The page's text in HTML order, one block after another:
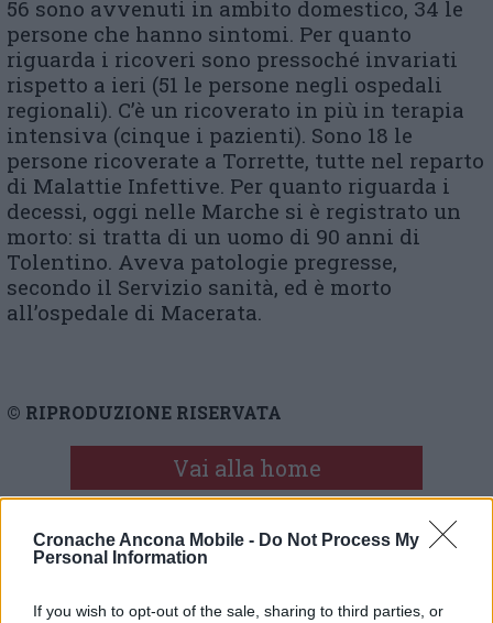
Cronache Ancona Mobile - Do Not Process My
Personal Information
If you wish to opt-out of the sale, sharing to third parties, or
56 sono avvenuti in ambito domestico, 34 le
persone che hanno sintomi. Per quanto
riguarda i ricoveri sono pressoché invariati
rispetto a ieri (51 le persone negli ospedali
regionali). C’è un ricoverato in più in terapia
intensiva (cinque i pazienti). Sono 18 le
persone ricoverate a Torrette, tutte nel reparto
di Malattie Infettive. Per quanto riguarda i
decessi, oggi nelle Marche si è registrato un
morto: si tratta di un uomo di 90 anni di
Tolentino. Aveva patologie pregresse,
secondo il Servizio sanità, ed è morto
all’ospedale di Macerata.
© RIPRODUZIONE RISERVATA
Vai alla home